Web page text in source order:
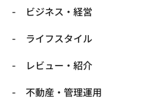
ビジネス・経営
ライフスタイル
レビュー・紹介
不動産・管理運用